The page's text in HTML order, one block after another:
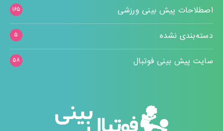
اصطلاحات پیش بینی ورزشی ۱۶۵
دسته‌بندی نشده ۵
سایت پیش بینی فوتبال ۵۸